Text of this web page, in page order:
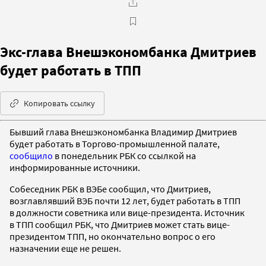
Экс-глава Внешэкономбанка Дмитриев
будет работать в ТПП
Копировать ссылку
Бывший глава Внешэкономбанка Владимир Дмитриев
будет работать в Торгово-промышленной палате,
сообщило в понедельник РБК со ссылкой на
информированные источники.
Собеседник РБК в ВЭБе сообщил, что Дмитриев,
возглавлявший ВЭБ почти 12 лет, будет работать в ТПП
в должности советника или вице-президента. Источник
в ТПП сообщил РБК, что Дмитриев может стать вице-
президентом ТПП, но окончательно вопрос о его
назначении еще не решен.